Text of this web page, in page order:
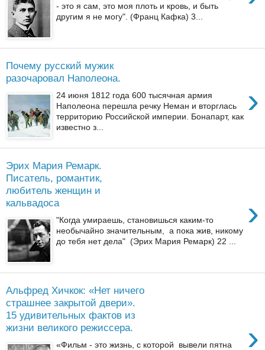
- это я сам, это моя плоть и кровь, и быть
другим я не могу". (Франц Кафка) 3...
Почему русский мужик
разочаровал Наполеона.
›
24 июня 1812 года 600 тысячная армия
Наполеона перешла речку Неман и вторглась
территорию Российской империи. Бонапарт, как
известно з...
Эрих Мария Ремарк.
Писатель, романтик,
любитель женщин и
кальвадоса
›
"Когда умираешь, становишься каким-то
необычайно значительным, а пока жив, никому
до тебя нет дела" (Эрих Мария Ремарк) 22 ...
Альфред Хичкок: «Нет ничего
страшнее закрытой двери».
15 удивительных фактов из
жизни великого режиссера.
›
«Фильм - это жизнь, с которой вывели пятна